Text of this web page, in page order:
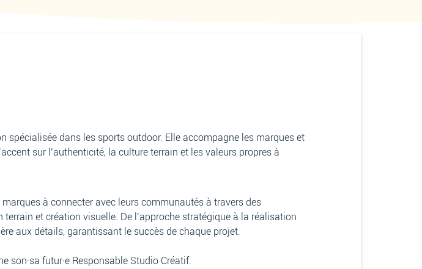
spécialisée dans les sports outdoor. Elle accompagne les marques et
sur l’authenticité, la culture terrain et les valeurs propres à
à connecter avec leurs communautés à travers des
et création visuelle. De l’approche stratégique à la réalisation
aux détails, garantissant le succès de chaque projet.
son·sa futur·e Responsable Studio Créatif.